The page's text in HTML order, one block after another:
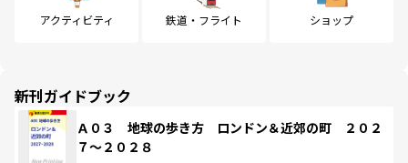
アクティビティ 鉄道・フライト ショップ
新刊ガイドブック
Ａ０３ 地球の歩き方 ロンドン＆近郊の町 ２０２
７～２０２８